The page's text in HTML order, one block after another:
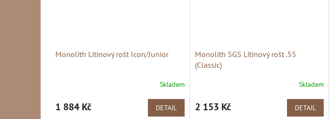
Monolith Litinový rošt Icon/Junior
Skladem
1 884 Kč DETAIL
Monolith SGS Litinový rošt .55
(Classic)
Skladem
2 153 Kč DETAIL